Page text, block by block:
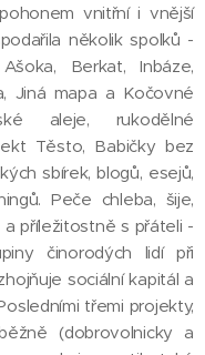
vnitřní i vnější
několik spolků -
Berkat, Inbáze,
Jiná mapa a Kočovné
aleje, rukodělné
Těsto, Babičky bez
sbírek, blogů, esejů,
Peče chleba, šije,
příležitostně s přáteli -
činorodých lidí při
sociální kapitál a
třemi projekty,
(dobrovolnicky a